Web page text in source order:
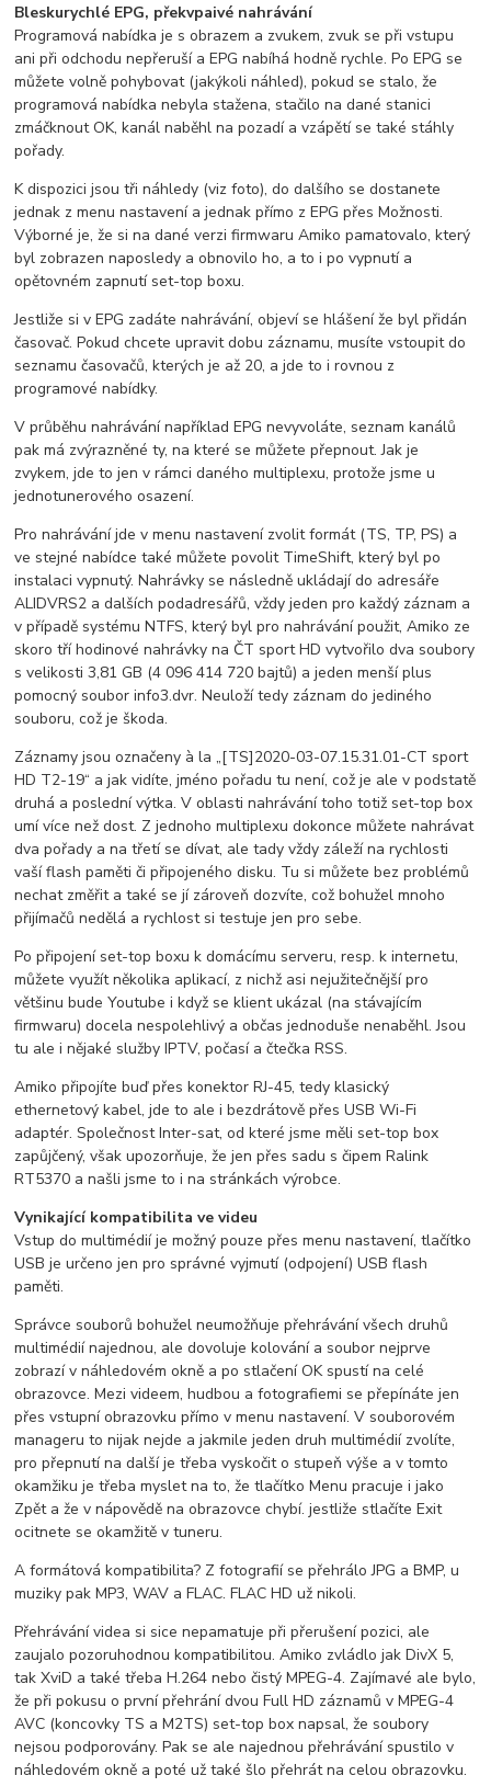
Bleskurychlé EPG, překvpaivé nahrávání
Programová nabídka je s obrazem a zvukem, zvuk se při vstupu
ani při odchodu nepřeruší a EPG nabíhá hodně rychle. Po EPG se
můžete volně pohybovat (jakýkoli náhled), pokud se stalo, že
programová nabídka nebyla stažena, stačilo na dané stanici
zmáčknout OK, kanál naběhl na pozadí a vzápětí se také stáhly
pořady.
K dispozici jsou tři náhledy (viz foto), do dalšího se dostanete
jednak z menu nastavení a jednak přímo z EPG přes Možnosti.
Výborné je, že si na dané verzi firmwaru Amiko pamatovalo, který
byl zobrazen naposledy a obnovilo ho, a to i po vypnutí a
opětovném zapnutí set-top boxu.
Jestliže si v EPG zadáte nahrávání, objeví se hlášení že byl přidán
časovač. Pokud chcete upravit dobu záznamu, musíte vstoupit do
seznamu časovačů, kterých je až 20, a jde to i rovnou z
programové nabídky.
V průběhu nahrávání například EPG nevyvoláte, seznam kanálů
pak má zvýrazněné ty, na které se můžete přepnout. Jak je
zvykem, jde to jen v rámci daného multiplexu, protože jsme u
jednotunerového osazení.
Pro nahrávání jde v menu nastavení zvolit formát (TS, TP, PS) a
ve stejné nabídce také můžete povolit TimeShift, který byl po
instalaci vypnutý. Nahrávky se následně ukládají do adresáře
ALIDVRS2 a dalších podadresářů, vždy jeden pro každý záznam a
v případě systému NTFS, který byl pro nahrávání použit, Amiko ze
skoro tří hodinové nahrávky na ČT sport HD vytvořilo dva soubory
s velikosti 3,81 GB (4 096 414 720 bajtů) a jeden menší plus
pomocný soubor info3.dvr. Neuloží tedy záznam do jediného
souboru, což je škoda.
Záznamy jsou označeny à la „[TS]2020-03-07.15.31.01-CT sport
HD T2-19“ a jak vidíte, jméno pořadu tu není, což je ale v podstatě
druhá a poslední výtka. V oblasti nahrávání toho totiž set-top box
umí více než dost. Z jednoho multiplexu dokonce můžete nahrávat
dva pořady a na třetí se dívat, ale tady vždy záleží na rychlosti
vaší flash paměti či připojeného disku. Tu si můžete bez problémů
nechat změřit a také se jí zároveň dozvíte, což bohužel mnoho
přijímačů nedělá a rychlost si testuje jen pro sebe.
Po připojení set-top boxu k domácímu serveru, resp. k internetu,
můžete využít několika aplikací, z nichž asi nejužitečnější pro
většinu bude Youtube i když se klient ukázal (na stávajícím
firmwaru) docela nespolehlivý a občas jednoduše nenaběhl. Jsou
tu ale i nějaké služby IPTV, počasí a čtečka RSS.
Amiko připojíte buď přes konektor RJ-45, tedy klasický
ethernetový kabel, jde to ale i bezdrátově přes USB Wi-Fi
adaptér. Společnost Inter-sat, od které jsme měli set-top box
zapůjčený, však upozorňuje, že jen přes sadu s čipem Ralink
RT5370 a našli jsme to i na stránkách výrobce.
Vynikající kompatibilita ve videu
Vstup do multimédií je možný pouze přes menu nastavení, tlačítko
USB je určeno jen pro správné vyjmutí (odpojení) USB flash
paměti.
Správce souborů bohužel neumožňuje přehrávání všech druhů
multimédií najednou, ale dovoluje kolování a soubor nejprve
zobrazí v náhledovém okně a po stlačení OK spustí na celé
obrazovce. Mezi videem, hudbou a fotografiemi se přepínáte jen
přes vstupní obrazovku přímo v menu nastavení. V souborovém
manageru to nijak nejde a jakmile jeden druh multimédií zvolíte,
pro přepnutí na další je třeba vyskočit o stupeň výše a v tomto
okamžiku je třeba myslet na to, že tlačítko Menu pracuje i jako
Zpět a že v nápovědě na obrazovce chybí. jestliže stlačíte Exit
ocitnete se okamžitě v tuneru.
A formátová kompatibilita? Z fotografií se přehrálo JPG a BMP, u
muziky pak MP3, WAV a FLAC. FLAC HD už nikoli.
Přehrávání videa si sice nepamatuje při přerušení pozici, ale
zaujalo pozoruhodnou kompatibilitou. Amiko zvládlo jak DivX 5,
tak XviD a také třeba H.264 nebo čistý MPEG-4. Zajímavé ale bylo,
že při pokusu o první přehrání dvou Full HD záznamů v MPEG-4
AVC (koncovky TS a M2TS) set-top box napsal, že soubory
nejsou podporovány. Pak se ale najednou přehrávání spustilo v
náhledovém okně a poté už také šlo přehrát na celou obrazovku.